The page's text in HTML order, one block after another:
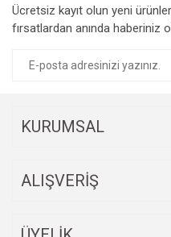
Ücretsiz kayıt olun yeni
fırsatlardan anında haberiniz
KURUMSAL
ALIŞVERİŞ